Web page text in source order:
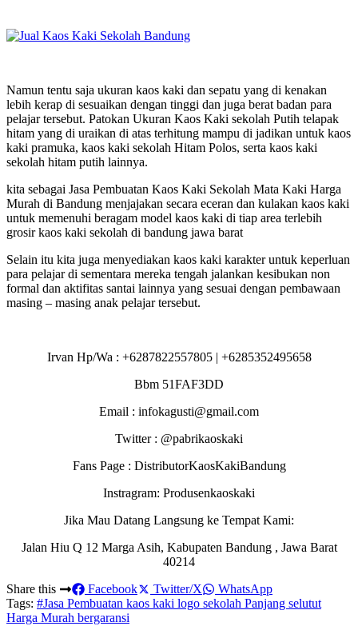
Namun tentu saja ukuran kaos kaki dan sepatu yang di kenakan
lebih kerap di sesuaikan dengan tinggi dan juga berat badan para
pelajar tersebut. Patokan Ukuran Kaos Kaki sekolah Putih telapak
hitam yang di uraikan di atas terhitung mampu di jadikan untuk kaos
kaki pramuka, kaos kaki sekolah Hitam Polos, serta kaos kaki
sekolah hitam putih lainnya.
kita sebagai Jasa Pembuatan Kaos Kaki Sekolah Mata Kaki Harga
Murah di Bandung menjajakan secara eceran dan kulakan kaos kaki
untuk memenuhi beragam model kaos kaki di tiap area terlebih
grosir kaos kaki sekolah di bandung jawa barat
Selain itu kita juga menyediakan kaos kaki karakter untuk keperluan
para pelajar di sementara mereka tengah jalankan kesibukan non
formal dan aktifitas santai lainnya yang sesuai dengan pembawaan
masing – masing anak pelajar tersebut.
Irvan Hp/Wa : +6287822557805 | +6285352495658
Bbm 51FAF3DD
Email : infokagusti@gmail.com
Twitter : @pabrikaoskaki
Fans Page : DistributorKaosKakiBandung
Instragram: Produsenkaoskaki
Jika Mau Datang Langsung ke Tempat Kami:
Jalan Hiu Q 12 Marga Asih, Kabupaten Bandung , Jawa Barat
40214
Share this
Facebook Twitter/X
WhatsApp
Tags: #Jasa Pembuatan kaos kaki logo sekolah Panjang selutut
Harga Murah bergaransi